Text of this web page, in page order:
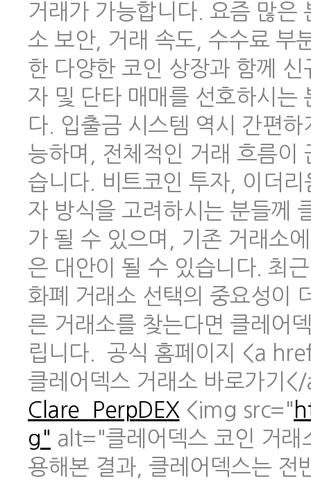
거래가 가능합니다. 요즘 많은
소 보안, 거래 속도, 수수료 부
한 다양한 코인 상장과 함께
자 및 단타 매매를 선호하시는
다. 입출금 시스템 역시 간편
능하며, 전체적인 거래 흐름이
습니다. 비트코인 투자, 이더
자 방식을 고려하시는 분들께
가 될 수 있으며, 기존 거래소
은 대안이 될 수 있습니다. 최
화폐 거래소 선택의 중요성이
른 거래소를 찾는다면 클레어
립니다. 공식 홈페이지 <a
클레어덱스 거래소 바로가기
Clare_PerpDEX <img src="
g" alt="클레어덱스 코인 거래
용해본 결과, 클레어덱스는 전